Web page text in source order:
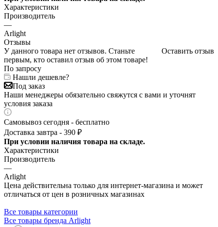
Характеристики
Производитель
—
Arlight
Отзывы
Оставить отзыв
У данного товара нет отзывов. Станьте
первым, кто оставил отзыв об этом товаре!
По запросу
Нашли дешевле?
Под заказ
Наши менеджеры обязательно свяжутся с вами и уточнят
условия заказа
Самовывоз сегодня - бесплатно
Доставка завтра - 390 ₽
При условии наличия товара на складе.
Характеристики
Производитель
—
Arlight
Цена действительна только для интернет-магазина и может
отличаться от цен в розничных магазинах
Все товары категории
Все товары бренда Arlight